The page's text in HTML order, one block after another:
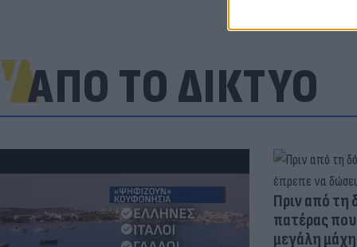
ΑΠΟ ΤΟ ΔΙΚΤΥΟ
Πριν από τη
πατέρας
μεγάλη μάχη